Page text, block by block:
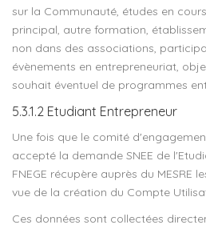
sur la Communauté, études en
principal, autre formation,
non dans des associations,
évènements en entrepreneuriat,
souhait éventuel de programmes
5.3.1.2 Etudiant Entrepreneur
Une fois que le comité
accepté la demande SNEE de
FNEGE récupère auprès du MESRE
vue de la création du Compte
Ces données sont collectées